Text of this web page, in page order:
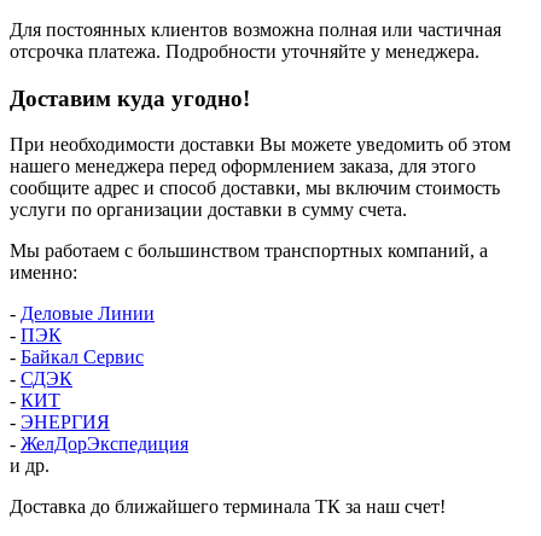
Для постоянных клиентов возможна полная или частичная
отсрочка платежа. Подробности уточняйте у менеджера.
Доставим куда угодно!
При необходимости доставки Вы можете уведомить об этом
нашего менеджера перед оформлением заказа, для этого
сообщите адрес и способ доставки, мы включим стоимость
услуги по организации доставки в сумму счета.
Мы работаем с большинством транспортных компаний, а
именно:
- Деловые Линии
- ПЭК
- Байкал Сервис
- СДЭК
- КИТ
- ЭНЕРГИЯ
- ЖелДорЭкспедиция
и др.
Доставка до ближайшего терминала ТК за наш счет!